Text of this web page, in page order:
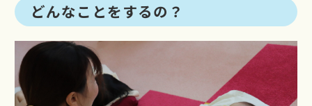
どんなことをするの？